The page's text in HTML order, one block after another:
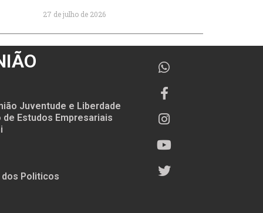
27 de julho de 2026
Juventude e Liberdade
Estudos Empresariais
dos Politicos